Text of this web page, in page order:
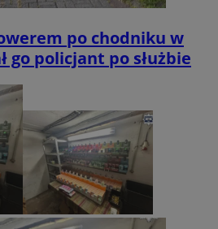
po chodniku w
go policjant po służbie